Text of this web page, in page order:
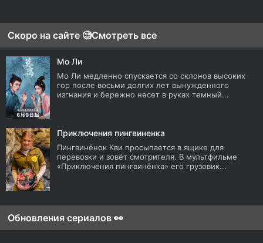
Скоро на сайте 🧐Смотреть все
Мо Ли
Мо Ли медленно спускается со склонов высоких
гор после восьми долгих лет вынужденного
изгнания и бережно несет в руках темный...
Приключения пингвиненка
Пингвинёнок Кви просыпается в ящике для
перевозки и зовёт смотрителя. В мультфильме
«Приключения пингвинёнка» его грузовик...
Обновления сериалов 👀